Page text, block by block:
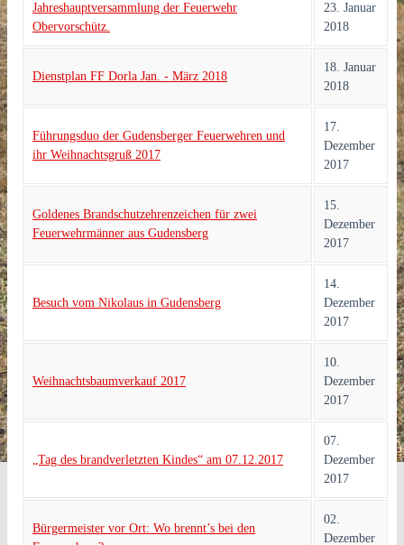
Jahreshauptversammlung der Feuerwehr
Obervorschütz.
23. Januar
2018
Dienstplan FF Dorla Jan. - März 2018
18. Januar
2018
Führungsduo der Gudensberger Feuerwehren und
ihr Weihnachtsgruß 2017
17.
Dezember
2017
Goldenes Brandschutzehrenzeichen für zwei
Feuerwehrmänner aus Gudensberg
15.
Dezember
2017
Besuch vom Nikolaus in Gudensberg
14.
Dezember
2017
Weihnachtsbaumverkauf 2017
10.
Dezember
2017
„Tag des brandverletzten Kindes“ am 07.12.2017
07.
Dezember
2017
Bürgermeister vor Ort: Wo brennt’s bei den
02.
Dezember